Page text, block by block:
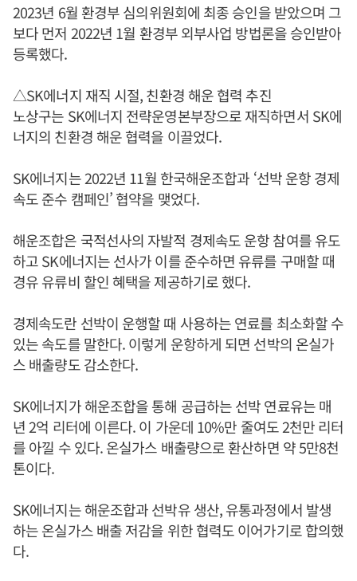
2023년 6월 환경부 심의위원회에 최종 승인을 받았으며 그
보다 먼저 2022년 1월 환경부 외부사업 방법론을 승인받아
등록했다.
△SK에너지 재직 시절, 친환경 해운 협력 추진
노상구는 SK에너지 전략운영본부장으로 재직하면서 SK에
너지의 친환경 해운 협력을 이끌었다.
SK에너지는 2022년 11월 한국해운조합과 ‘선박 운항 경제
속도 준수 캠페인’ 협약을 맺었다.
해운조합은 국적선사의 자발적 경제속도 운항 참여를 유도
하고 SK에너지는 선사가 이를 준수하면 유류를 구매할 때
경유 유류비 할인 혜택을 제공하기로 했다.
경제속도란 선박이 운행할 때 사용하는 연료를 최소화할 수
있는 속도를 말한다. 이렇게 운항하게 되면 선박의 온실가
스 배출량도 감소한다.
SK에너지가 해운조합을 통해 공급하는 선박 연료유는 매
년 2억 리터에 이른다. 이 가운데 10%만 줄여도 2천만 리터
를 아낄 수 있다. 온실가스 배출량으로 환산하면 약 5만8천
톤이다.
SK에너지는 해운조합과 선박유 생산, 유통과정에서 발생
하는 온실가스 배출 저감을 위한 협력도 이어가기로 합의했
다.